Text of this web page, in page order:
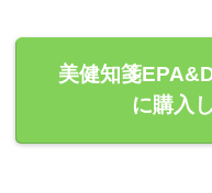
美健知箋
に購入